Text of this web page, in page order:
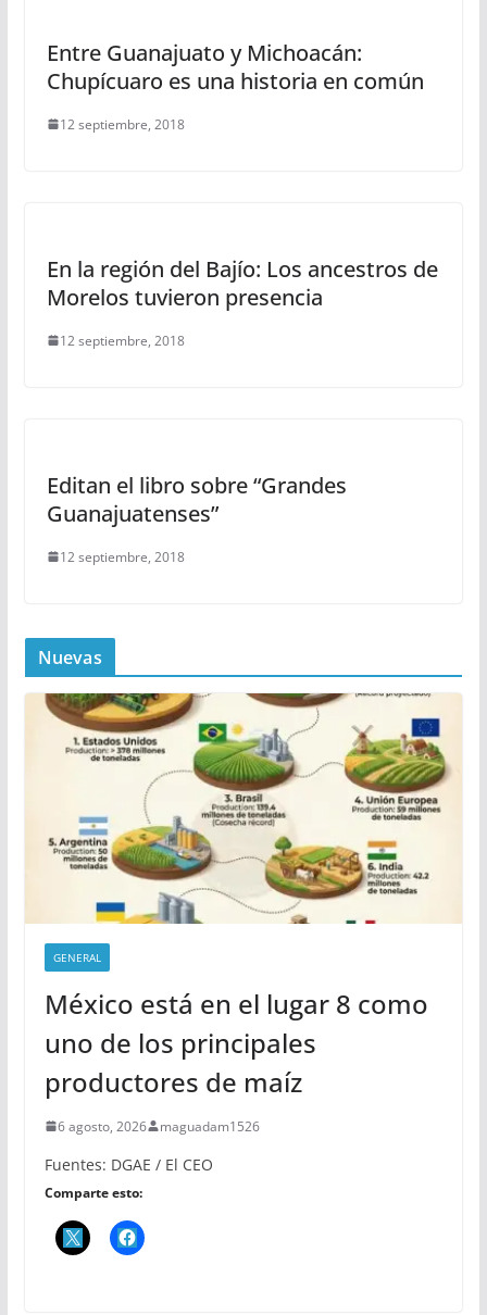
Entre Guanajuato y Michoacán:
Chupícuaro es una historia en común
12 septiembre, 2018
En la región del Bajío: Los ancestros de
Morelos tuvieron presencia
12 septiembre, 2018
Editan el libro sobre “Grandes
Guanajuatenses”
12 septiembre, 2018
Nuevas
GENERAL
México está en el lugar 8 como
uno de los principales
productores de maíz
6 agosto, 2026 maguadam1526
Fuentes: DGAE / El CEO
Comparte esto: